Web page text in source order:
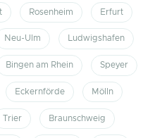
Rosenheim Erfurt
Neu-Ulm Ludwigshafen
Bingen am Rhein Speyer
Eckernförde Mölln
Trier Braunschweig